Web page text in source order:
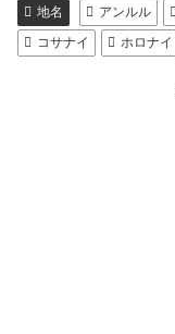
地名 アンルル
コサナイ
ホロナイ